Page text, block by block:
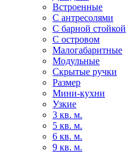
Встроенные
С антресолями
С барной стойкой
С островом
Малогабаритные
Модульные
Скрытые ручки
Размер
Мини-кухни
Узкие
3 кв. м.
5 кв. м.
6 кв. м.
9 кв. м.